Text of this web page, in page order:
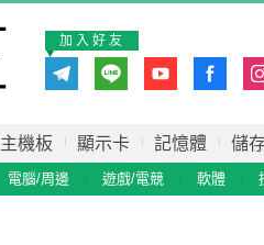
加入好友
主機板 顯示卡 記憶體 儲
電腦/周邊 遊戲/電競 軟體